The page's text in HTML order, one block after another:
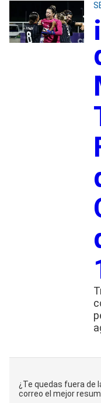
¿Te quedas fuera de
correo el mejor